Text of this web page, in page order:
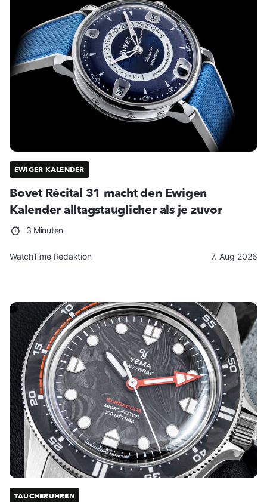
EWIGER KALENDER
Bovet Récital 31 macht den Ewigen
Kalender alltagstauglicher als je zuvor
3 Minuten
WatchTime Redaktion 7. Aug 2026
TAUCHERUHREN